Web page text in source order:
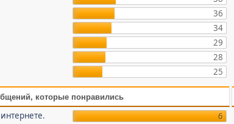
36
34
29
28
25
которые понравились
6